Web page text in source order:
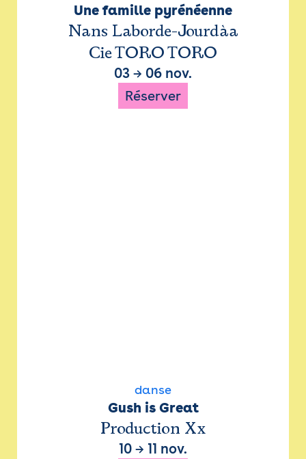
Une famille pyrénéenne
Nans Laborde-Jourdàa
Cie TORO TORO
03 → 06 nov.
Réserver
danse
Gush is Great
Production Xx
10 → 11 nov.